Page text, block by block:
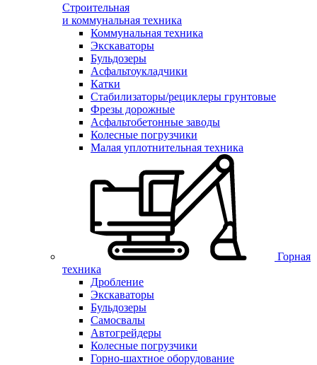
Строительная
и коммунальная техника
Коммунальная техника
Экскаваторы
Бульдозеры
Асфальтоукладчики
Катки
Стабилизаторы/рециклеры грунтовые
Фрезы дорожные
Асфальтобетонные заводы
Колесные погрузчики
Малая уплотнительная техника
Горная
техника
Дробление
Экскаваторы
Бульдозеры
Самосвалы
Автогрейдеры
Колесные погрузчики
Горно-шахтное оборудование